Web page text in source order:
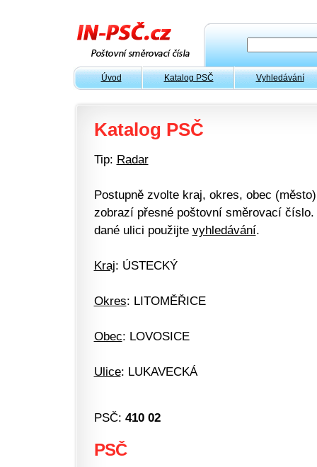
Úvod Katalog PSČ Vyhledávání
Katalog PSČ
Tip: Radar
Postupně zvolte kraj, okres, obec
zobrazí přesné poštovní směrovací
dané ulici použijte vyhledávání.
Kraj: ÚSTECKÝ
Okres: LITOMĚŘICE
Obec: LOVOSICE
Ulice: LUKAVECKÁ
PSČ: 410 02
PSČ